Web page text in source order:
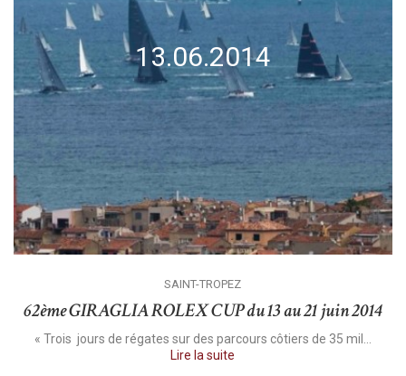
13.06.2014
SAINT-TROPEZ
62ème GIRAGLIA ROLEX CUP du 13 au 21 juin 2014
« Trois jours de régates sur des parcours côtiers de 35 mil...
Lire la suite